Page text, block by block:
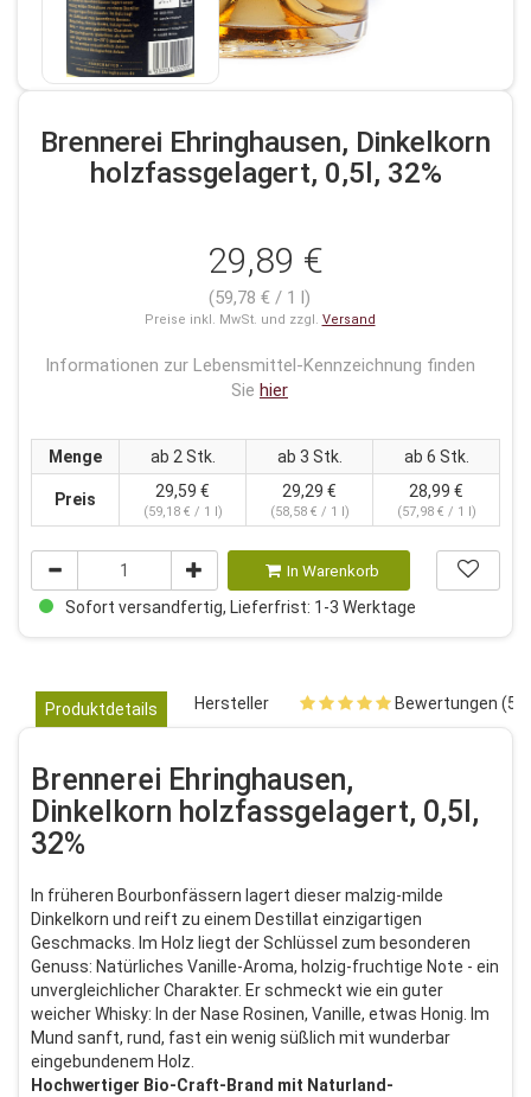
Brennerei Ehringhausen, Dinkelkorn
holzfassgelagert, 0,5l, 32%
29,89 €
(59,78 € / 1 l)
Preise inkl. MwSt. und zzgl. Versand
Informationen zur Lebensmittel-Kennzeichnung finden
Sie hier
Menge ab 2 Stk. ab 3 Stk. ab 6 Stk.
Preis 29,59 €
(59,18 € / 1 l)
29,29 €
(58,58 € / 1 l)
28,99 €
(57,98 € / 1 l)
In Warenkorb
Sofort versandfertig, Lieferfrist: 1-3 Werktage
Produktdetails Hersteller Bewertungen (5)
Brennerei Ehringhausen,
Dinkelkorn holzfassgelagert, 0,5l,
32%
In früheren Bourbonfässern lagert dieser malzig-milde
Dinkelkorn und reift zu einem Destillat einzigartigen
Geschmacks. Im Holz liegt der Schlüssel zum besonderen
Genuss: Natürliches Vanille-Aroma, holzig-fruchtige Note - ein
unvergleichlicher Charakter. Er schmeckt wie ein guter
weicher Whisky: In der Nase Rosinen, Vanille, etwas Honig. Im
Mund sanft, rund, fast ein wenig süßlich mit wunderbar
eingebundenem Holz.
Hochwertiger Bio-Craft-Brand mit Naturland-